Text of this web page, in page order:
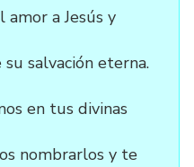
a Jesús y
salvación eterna.
en tus divinas
nombrarlos y te